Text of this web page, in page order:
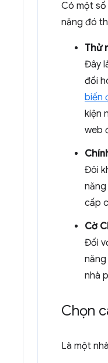
Có một
năng đó
Thử
Đây
đổi
biến
kiện
web
Đôi
cấp
Cờ
Đối
nhà
Chọn
Là một